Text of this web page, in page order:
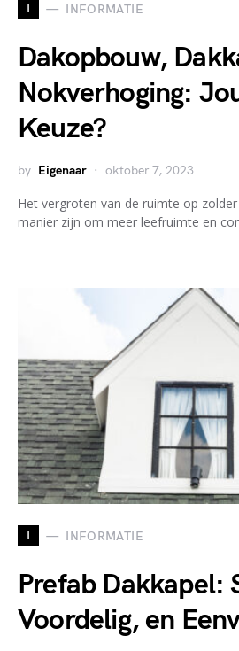
I INFORMATIE
Dakopbouw,
Nokverhoging:
Keuze?
by Eigenaar oktober 7, 2023
Het vergroten van de ruimte op
manier zijn om meer leefruimte en
I INFORMATIE
Prefab Dakkapel:
Voordelig, en